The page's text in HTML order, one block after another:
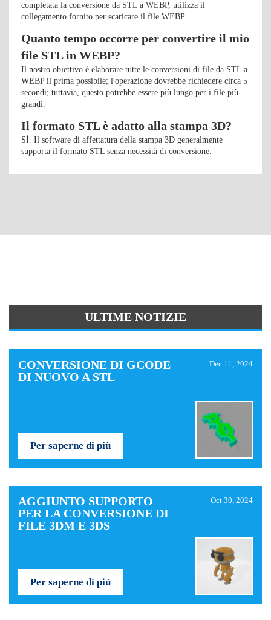
completata la conversione da STL a WEBP, utilizza il
collegamento fornito per scaricare il file WEBP.
Quanto tempo occorre per convertire il mio
file STL in WEBP?
Il nostro obiettivo è elaborare tutte le conversioni di file da STL a
WEBP il prima possibile; l'operazione dovrebbe richiedere circa 5
secondi; tuttavia, questo potrebbe essere più lungo per i file più
grandi.
Il formato STL è adatto alla stampa 3D?
SÌ. Il software di affettatura della stampa 3D generalmente
supporta il formato STL senza necessità di conversione.
ULTIME NOTIZIE
CONVERSIONE DI GCODE
DI NUOVO A STL
Dec 11, 2024
Per saperne di più
AGGIUNTO SUPPORTO
PER LA CONVERSIONE DI
FILE 3DM E 3DS
Oct 30, 2024
Per saperne di più